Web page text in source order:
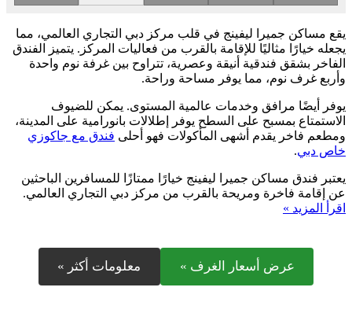
يقع مساكن جميرا ليفينج في قلب مركز دبي التجاري العالمي، مما
يجعله خيارًا مثاليًا للإقامة بالقرب من فعاليات المركز. يتميز الفندق
الفاخر بشقق فندقية أنيقة وعصرية، تتراوح بين غرفة نوم واحدة
وأربع غرف نوم، مما يوفر مساحة وراحة.
يوفر أيضًا مرافق وخدمات عالمية المستوى. يمكن للضيوف
الاستمتاع بمسبح على السطح يوفر إطلالات بانورامية على المدينة،
ومطعم فاخر يقدم أشهى المأكولات فهو أحلى فندق مع جاكوزي
خاص دبي.
يعتبر فندق مساكن جميرا ليفينج خيارًا ممتازًا للمسافرين الباحثين
عن إقامة فاخرة ومريحة بالقرب من مركز دبي التجاري العالمي.
اقرأ المزيد »
عرض أسعار الغرف » معلومات أكثر »